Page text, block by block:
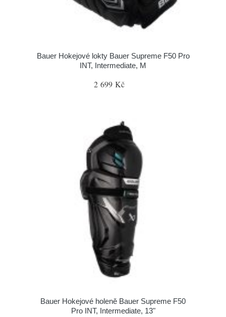
Bauer Hokejové lokty Bauer Supreme F50 Pro
INT, Intermediate, M
2 699 Kč
Bauer Hokejové holeně Bauer Supreme F50
Pro INT, Intermediate, 13"